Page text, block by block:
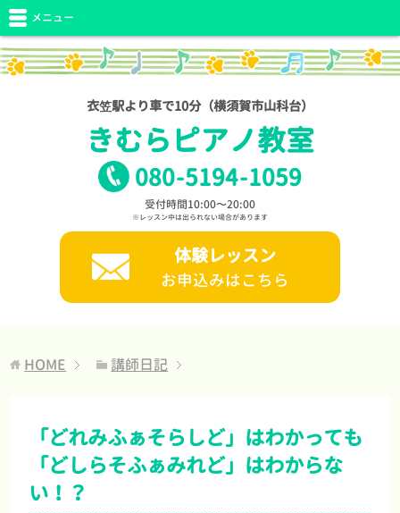
衣笠駅より車で10分（横須賀市山科台）
きむらピアノ教室
080-5194-1059
受付時間10:00〜20:00
※レッスン中は出られない場合があります
体験レッスン
お申込みはこちら
メニュー
HOME 講師日記
「どれみふぁそらしど」はわかっても
「どしらそふぁみれど」はわからな
い！？